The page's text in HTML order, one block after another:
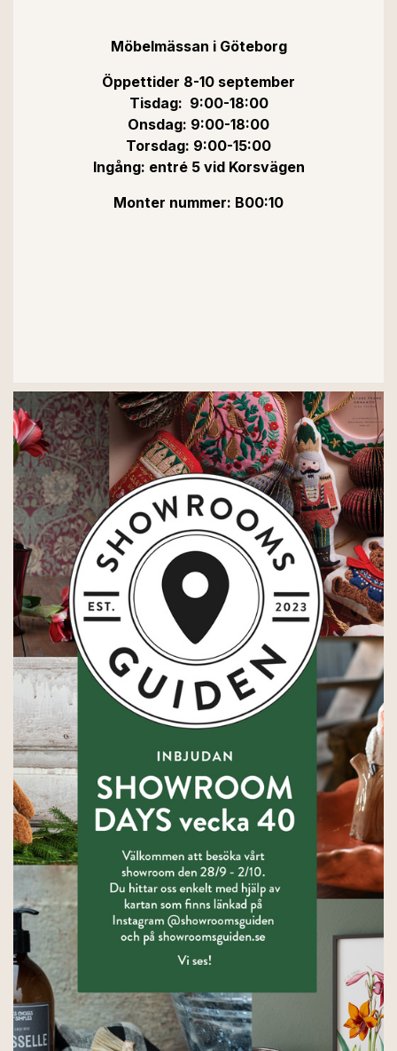
Möbelmässan i Göteborg
Öppettider 8-10 september
Tisdag: 9:00-18:00
Onsdag: 9:00-18:00
Torsdag: 9:00-15:00
Ingång: entré 5 vid Korsvägen
Monter nummer: B00:10